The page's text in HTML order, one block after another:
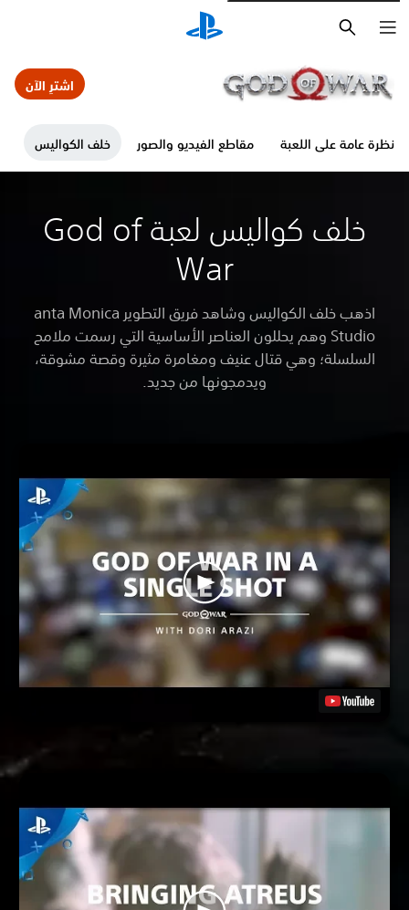
نظرة عامة على اللعبة مقاطع الفيديو والصور خلف الكواليس
اشترِ الآن
خلف كواليس لعبة God of
War
اذهب خلف الكواليس وشاهد فريق التطوير anta Monica
Studio وهم يحللون العناصر الأساسية التي رسمت ملامح
السلسلة؛ وهي قتال عنيف ومغامرة مثيرة وقصة مشوقة،
ويدمجونها من جديد.